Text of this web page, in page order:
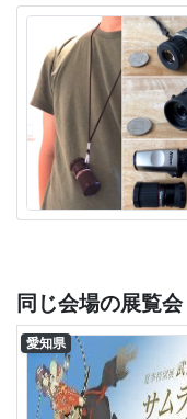
同じ会場の展覧会
愛知県